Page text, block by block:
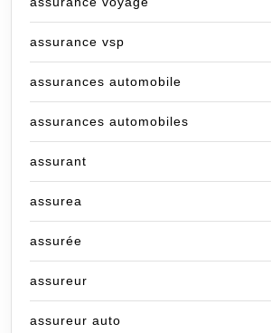
assurance vsp
assurances automobile
assurances automobiles
assurant
assurea
assurée
assureur
assureur auto